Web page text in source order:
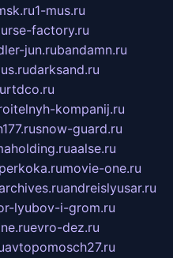
1-mus.ru
factory.ru
jun.rubandamn.ru
darksand.ru
rtdco.ru
kompanij.ru
snow-guard.ru
aalse.ru
perkoka.rumovie-one.ru
andreislyusar.ru
lyubov-i-grom.ru
evro-dez.ru
avtopomosch27.ru